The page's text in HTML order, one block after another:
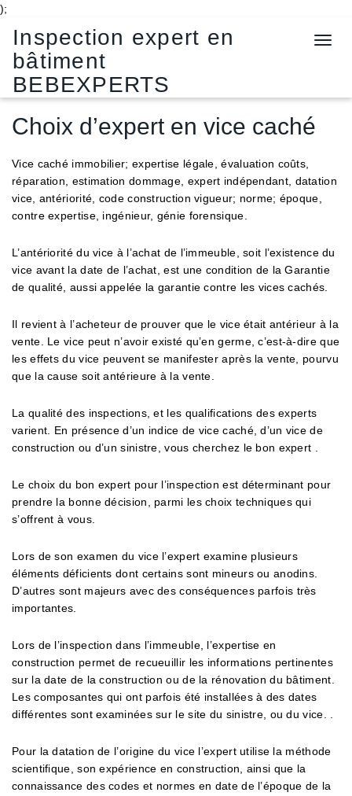
);
T
v
t
i
o
Inspection expert en
bâtiment
BEBEXPERTS
Choix d’expert en vice caché
Vice caché immobilier; expertise légale, évaluation coûts,
réparation, estimation dommage, expert indépendant, datation
vice, antériorité, code construction vigueur; norme; époque,
contre expertise, ingénieur, génie forensique.
L’antériorité du vice à l’achat de l’immeuble, soit l’existence du
vice avant la date de l’achat, est une condition de la Garantie
de qualité, aussi appelée la garantie contre les vices cachés.
Il revient à l’acheteur de prouver que le vice était antérieur à la
vente. Le vice peut n’avoir existé qu’en germe, c’est-à-dire que
les effets du vice peuvent se manifester après la vente, pourvu
que la cause soit antérieure à la vente.
La qualité des inspections, et les qualifications des experts
varient. En présence d’un indice de vice caché, d’un vice de
construction ou d’un sinistre, vous cherchez le bon expert .
Le choix du bon expert pour l’inspection est déterminant pour
prendre la bonne décision, parmi les choix techniques qui
s’offrent à vous.
Lors de son examen du vice l’expert examine plusieurs
éléments déficients dont certains sont mineurs ou anodins.
D’autres sont majeurs avec des conséquences parfois très
importantes.
Lors de l’inspection dans l’immeuble, l’expertise en
construction permet de recueuillir les informations pertinentes
sur la date de la construction ou de la rénovation du bâtiment.
Les composantes qui ont parfois été installées à des dates
différentes sont examinées sur le site du sinistre, ou du vice. .
Pour la datation de l’origine du vice l’expert utilise la méthode
scientifique, son expérience en construction, ainsi que la
connaissance des codes et normes en date de l’époque de la